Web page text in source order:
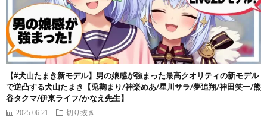
【#犬山たまき新モデル】男の娘感が強まった最高クオリティの新モデル
で逆凸する犬山たまき【兎鞠まり/神楽めあ/星川サラ/夢追翔/神田笑一/熊
谷タクマ/伊東ライフ/かなえ先生】
2025.06.21 切り抜き